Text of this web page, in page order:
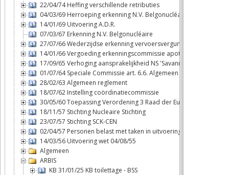
22/04/74 Heffing verschillende retributies
04/03/69 Herroeping erkenning N.V. Belgonucléaire
14/01/69 Uitvoering A.D.R.
07/03/67 Erkenning N.V. Belgonucléaire
27/07/66 Wederzijdse erkenning vervoersvergunningen binnen
14/01/66 Vergoeding erkenningscommissie apothekers
17/09/65 Verhoging aansprakelijkheid NS 'Savannah'
01/07/64 Speciale Commissie art. 6.6. Algemeen reglement
28/02/63 Algemeen reglement
18/07/62 Instelling coördinatiecommissie
30/05/60 Toepassing Verordening 3 Raad der Europese
18/11/57 Stichting Nucleaire Stichting
23/07/57 Stichting SCK-CEN
02/04/57 Personen belast met taken in uitvoering van de wet 04/
14/03/56 Uitvoering wet 04/08/55
Algemeen
ARBIS
KB 31/01/25 KB toilettage - BSS